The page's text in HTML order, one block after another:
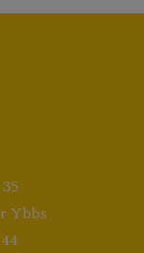
Ybbs